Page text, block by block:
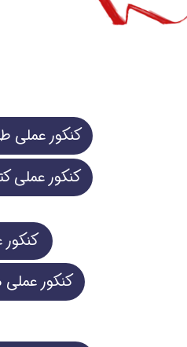
کنکور عملی
کنکور عملی
کنکور